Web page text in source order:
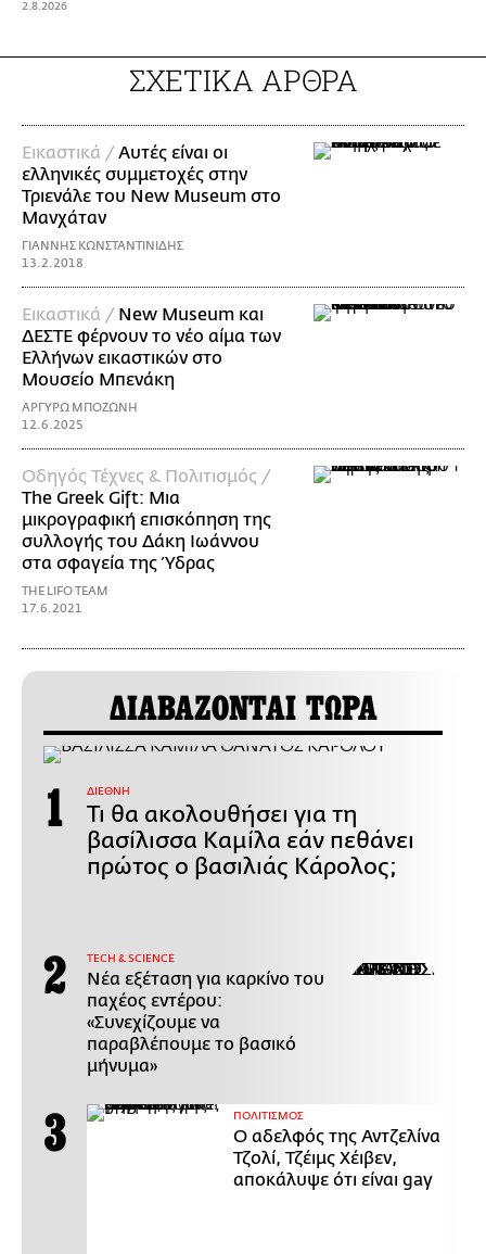
2.8.2026
ΣΧΕΤΙΚΑ ΑΡΘΡΑ
Εικαστικά /Αυτές είναι οι
ελληνικές συμμετοχές στην
Τριενάλε του New Museum στο
Μανχάταν
ΓΙΑΝΝΗΣ ΚΩΝΣΤΑΝΤΙΝΙΔΗΣ
13.2.2018
Εικαστικά / New Museum και
ΔΕΣΤΕ φέρνουν το νέο αίμα των
Ελλήνων εικαστικών στο
Μουσείο Μπενάκη
ΑΡΓΥΡΩ ΜΠΟΖΩΝΗ
12.6.2025
Οδηγός Τέχνες & Πολιτισμός /
The Greek Gift: Μια
μικρογραφική επισκόπηση της
συλλογής του Δάκη Ιωάννου
στα σφαγεία της Ύδρας
THE LIFO TEAM
17.6.2021
ΔΙΑΒΑΖΟΝΤΑΙ ΤΩΡΑ
ΔΙΕΘΝΗ
Τι θα ακολουθήσει για τη
βασίλισσα Καμίλα εάν πεθάνει
πρώτος ο βασιλιάς Κάρολος;
ΤECH & SCIENCE
Νέα εξέταση για καρκίνο του
παχέος εντέρου:
«Συνεχίζουμε να
παραβλέπουμε το βασικό
μήνυμα»
ΠΟΛΙΤΙΣΜΟΣ
Ο αδελφός της Αντζελίνα
Τζολί, Τζέιμς Χέιβεν,
αποκάλυψε ότι είναι gay